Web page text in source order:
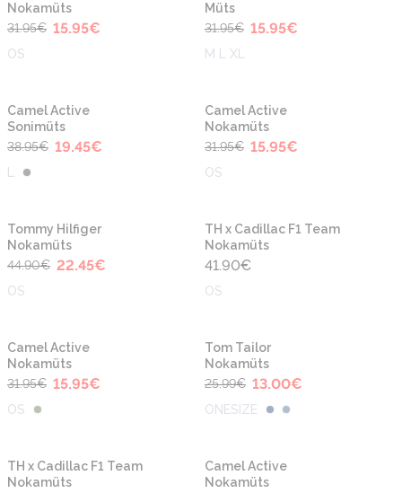
Nokamüts
31.95€ 15.95€
OS
Müts
31.95€ 15.95€
M L XL
-50%
Camel Active
Sonimüts
38.95€ 19.45€
-50%
Camel Active
Nokamüts
31.95€ 15.95€
OS
-50%
Tommy Hilfiger
Nokamüts
44.90€ 22.45€
OS
TH x Cadillac F1 Team
Nokamüts
41.90€
OS
-50%
Camel Active
Nokamüts
31.95€ 15.95€
OS
-50%
Tom Tailor
Nokamüts
25.99€ 13.00€
ONESIZE
TH x Cadillac F1 Team
Nokamüts
-50%
Camel Active
Nokamüts